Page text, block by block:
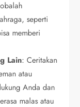
seperti
memberi
Lain: Ceritakan
atau
Anda dan
malas atau